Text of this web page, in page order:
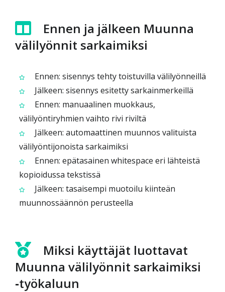
Ennen ja jälkeen Muunna
välilyönnit sarkaimiksi
Ennen: sisennys tehty toistuvilla välilyönneillä
Jälkeen: sisennys esitetty sarkainmerkeillä
Ennen: manuaalinen muokkaus,
välilyöntiryhmien vaihto rivi riviltä
Jälkeen: automaattinen muunnos valituista
välilyöntijonoista sarkaimiksi
Ennen: epätasainen whitespace eri lähteistä
kopioidussa tekstissä
Jälkeen: tasaisempi muotoilu kiinteän
muunnossäännön perusteella
Miksi käyttäjät luottavat
Muunna välilyönnit sarkaimiksi
‑työkaluun